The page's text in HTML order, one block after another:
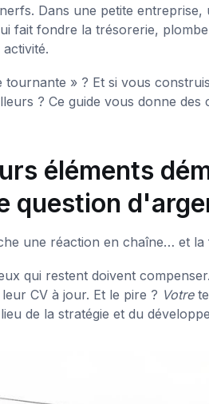
Dans une petite entreprise,
fait fondre la trésorerie,
» ? Et si vous
? Ce guide vous donne
éléments
question
une réaction en chaîne… et la
qui restent doivent
CV à jour. Et le pire ? Votre
de la stratégie et du